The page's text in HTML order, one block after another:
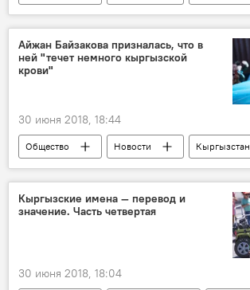
Культура
рейтинг
музыка
Rolling Stone
Айжан Байзакова призналась, что в
ней "течет немного кыргызской
крови"
30 июня 2018, 18:44
Общество Новости
Кыргызстан
Айжан Байзакова
Казахстан
Кыргызские имена — перевод и
значение. Часть четвертая
30 июня 2018, 18:04